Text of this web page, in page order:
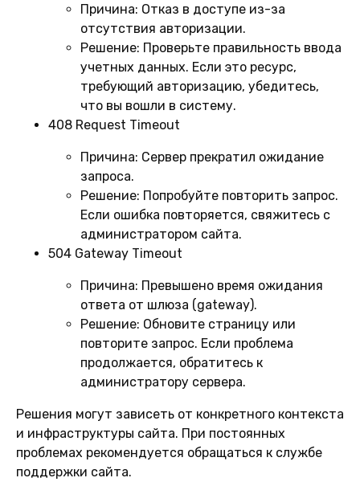
Причина: Отказ в доступе из-за
отсутствия авторизации.
Решение: Проверьте правильность ввода
учетных данных. Если это ресурс,
требующий авторизацию, убедитесь,
что вы вошли в систему.
408 Request Timeout
Причина: Сервер прекратил ожидание
запроса.
Решение: Попробуйте повторить запрос.
Если ошибка повторяется, свяжитесь с
администратором сайта.
504 Gateway Timeout
Причина: Превышено время ожидания
ответа от шлюза (gateway).
Решение: Обновите страницу или
повторите запрос. Если проблема
продолжается, обратитесь к
администратору сервера.
Решения могут зависеть от конкретного контекста
и инфраструктуры сайта. При постоянных
проблемах рекомендуется обращаться к службе
поддержки сайта.